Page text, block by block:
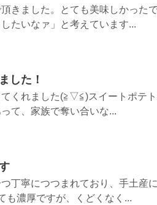
きました。とても美味しかった
たいなァ」と考えています...
した！
くれました(≧▽≦)スイートポテ
て、家族で奪い合いな...
丁寧につつまれており、手土産
も濃厚ですが、くどくなく...